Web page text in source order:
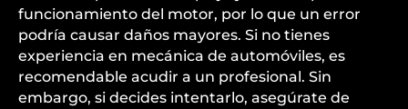
funcionamiento del motor, por lo que un error
podría causar daños mayores. Si no tienes
experiencia en mecánica de automóviles, es
recomendable acudir a un profesional. Sin
embargo, si decides intentarlo, asegúrate de